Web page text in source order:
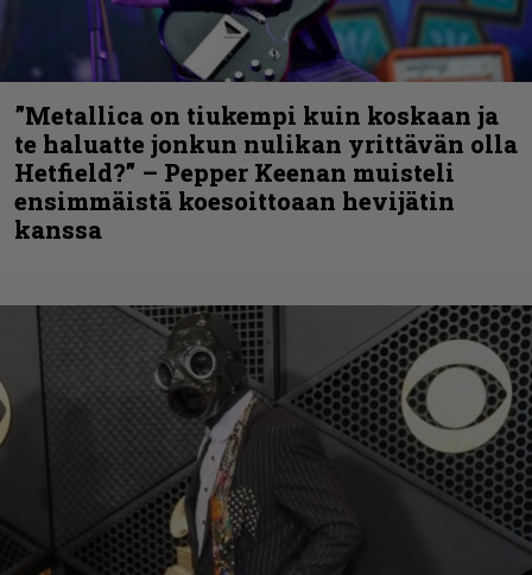
”Metallica on tiukempi kuin koskaan ja
te haluatte jonkun nulikan yrittävän olla
Hetfield?” – Pepper Keenan muisteli
ensimmäistä koesoittoaan hevijätin
kanssa